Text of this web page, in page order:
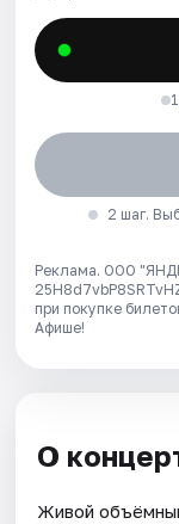
2 шаг.
Реклама. ООО
при покупке
Афише!
О
Живой